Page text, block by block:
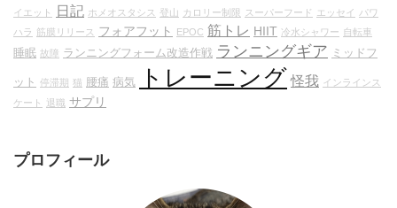
イエット
日記 ホメオスタシス 登山 カロリー制限 スーパーフード エッセイ パワ
ハラ 筋膜リリース フォアフット EPOC 筋トレ HIIT 冷水シャワー 自転車
睡眠 故障 ランニングフォーム改造作戦 ランニングギア ミッドフ
ット 停滞期 猫 腰痛 病気 トレーニング 怪我 インラインス
ケート
退職 サプリ
プロフィール